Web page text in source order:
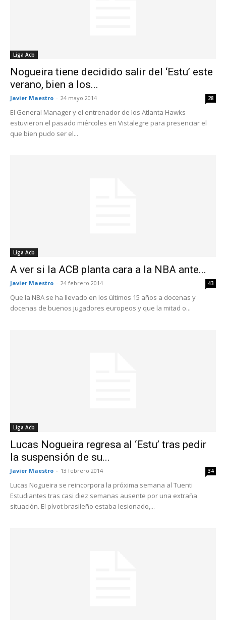
Liga Acb
Nogueira tiene decidido salir del ‘Estu’ este
verano, bien a los...
Javier Maestro - 24 mayo 2014 28
El General Manager y el entrenador de los Atlanta Hawks
estuvieron el pasado miércoles en Vistalegre para presenciar el
que bien pudo ser el...
Liga Acb
A ver si la ACB planta cara a la NBA ante...
Javier Maestro - 24 febrero 2014 43
Que la NBA se ha llevado en los últimos 15 años a docenas y
docenas de buenos jugadores europeos y que la mitad o...
Liga Acb
Lucas Nogueira regresa al ‘Estu’ tras pedir
la suspensión de su...
Javier Maestro - 13 febrero 2014 34
Lucas Nogueira se reincorpora la próxima semana al Tuenti
Estudiantes tras casi diez semanas ausente por una extraña
situación. El pívot brasileño estaba lesionado,...